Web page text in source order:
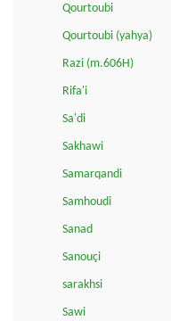
Qourtoubi
Qourtoubi (yahya)
Razi (m.606H)
Rifa'i
Sa'di
Sakhawi
Samarqandi
Samhoudi
Sanad
Sanouçi
sarakhsi
Sawi